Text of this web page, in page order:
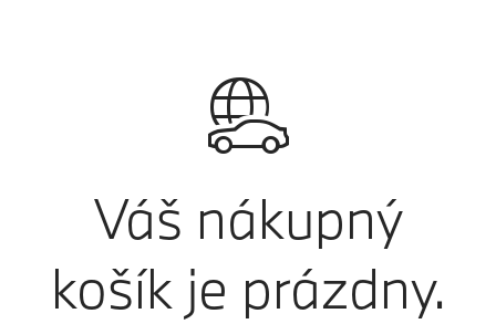
Váš nákupný
košík je prázdny.